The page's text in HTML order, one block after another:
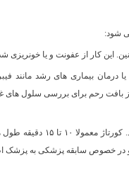
شود:
کار از عفونت و یا خونریزی
بیماری های رشد مانند
بافت رحم برای بررسی سلول
و در خصوص سابقه پزشکی به